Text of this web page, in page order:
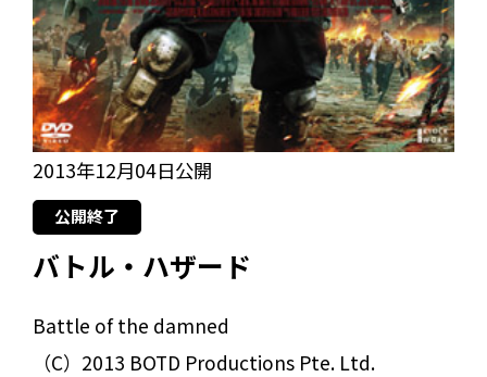
2013年12月04日公開
公開終了
バトル・ハザード
Battle of the damned
（C）2013 BOTD Productions Pte. Ltd.